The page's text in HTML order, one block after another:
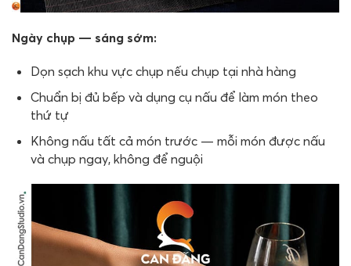
Ngày chụp — sáng sớm:
Dọn sạch khu vực chụp nếu chụp tại nhà hàng
Chuẩn bị đủ bếp và dụng cụ nấu để làm món theo
thứ tự
Không nấu tất cả món trước — mỗi món được nấu
và chụp ngay, không để nguội